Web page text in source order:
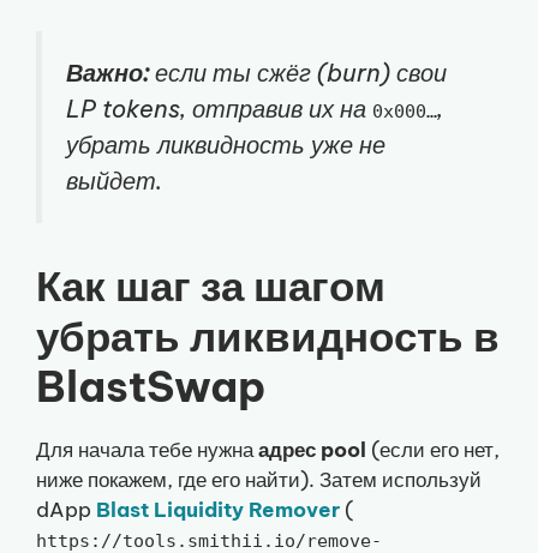
Важно:если ты сжёг (burn) свои
LP tokens, отправив их на 0x000…,
убрать ликвидность уже не
выйдет.
Как шаг за шагом
убрать ликвидность в
BlastSwap
Для начала тебе нужнаадрес pool (если его нет,
ниже покажем, где его найти). Затем используй
dApp Blast Liquidity Remover (
https://tools.smithii.io/remove-